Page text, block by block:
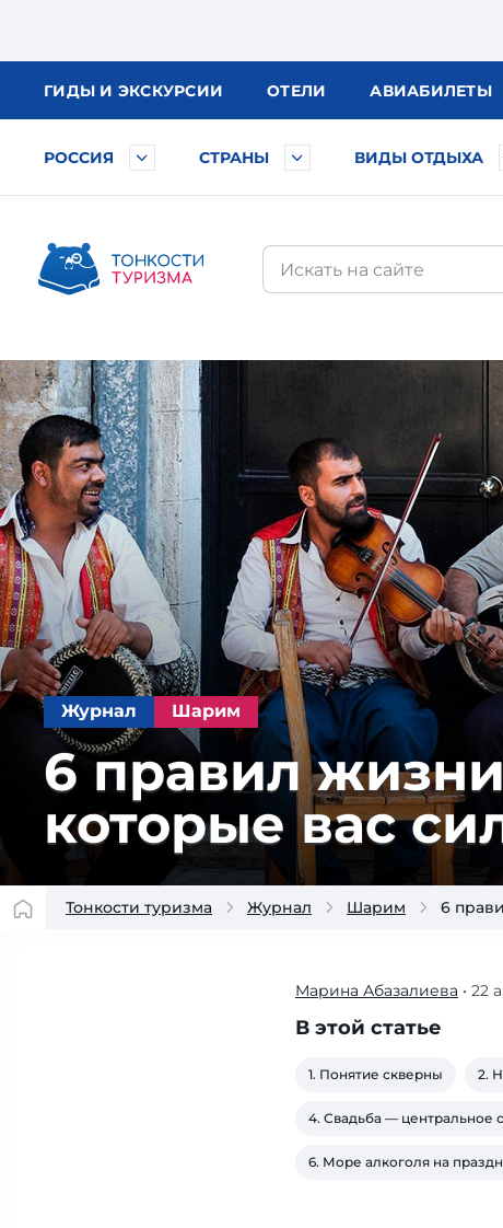
ГИДЫ И ЭКСКУРСИИ ОТЕЛИ АВИАБИЛЕТЫ
РОССИЯ СТРАНЫ ВИДЫ ОТДЫХА
Журнал Шарим
6 правил
которые вас
Тонкости туризма Журнал Шарим 6
есть
вещи,
даже
экзотических
цыган выглядят
Марина Абазалиева • 22
В этой статье
1. Понятие скверны 2.
4. Свадьба — центральное
6. Море алкоголя на